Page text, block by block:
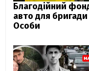
Благодійний
авто для
Особи